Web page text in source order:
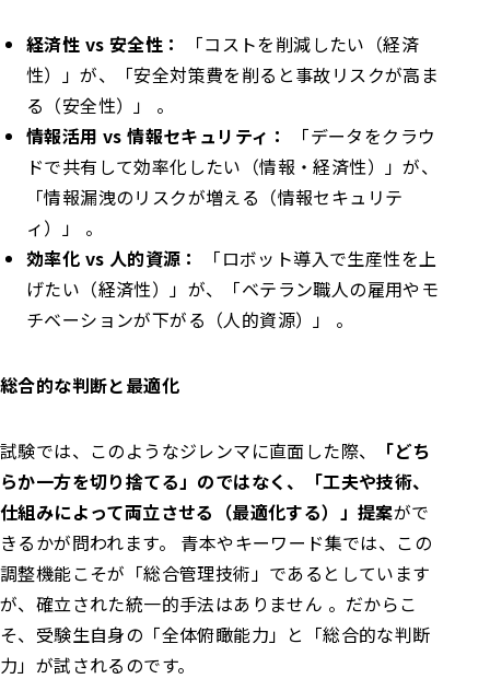
経済性 vs 安全性：
「コストを削減したい（経済
性）」が、「安全対策費を削ると事故リスクが高ま
る（安全性）」 。
情報活用 vs 情報セキュリティ：
「データをクラウ
ドで共有して効率化したい（情報・経済性）」が、
「情報漏洩のリスクが増える（情報セキュリテ
ィ）」 。
効率化 vs 人的資源：
「ロボット導入で生産性を上
げたい（経済性）」が、「ベテラン職人の雇用やモ
チベーションが下がる（人的資源）」 。
総合的な判断と最適化
試験では、このようなジレンマに直面した際、
「どち
らか一方を切り捨てる」のではなく、「工夫や技術、
仕組みによって両立させる（最適化する）」提案がで
きるかが問われます。 青本やキーワード集では、この
調整機能こそが「総合管理技術」であるとしています
が、確立された統一的手法はありません 。だからこ
そ、受験生自身の「全体俯瞰能力」と「総合的な判断
力」が試されるのです。